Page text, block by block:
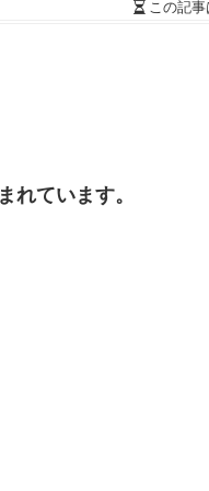
この記事
れています。